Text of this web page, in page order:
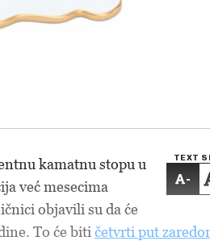
TEXT
-
kamatnu stopu u
već mesecima
objavili su da će
To će biti četvrti put